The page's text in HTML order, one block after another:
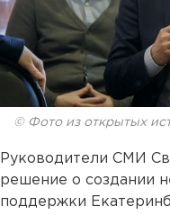
© Фото из открытых
Руководители СМИ
решение о создании
поддержки